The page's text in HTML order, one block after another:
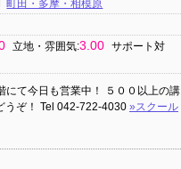
町田・多摩・相模原
立地・雰囲気:3.00 サポート対
にて今日も営業中！ ５００以上の講
うぞ！ Tel 042-722-4030 »スクール